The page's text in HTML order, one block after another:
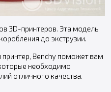
3D-принтеров. Эта модель
до экструзии.
принтер, Benchy поможет вам
необходимо
отличного качества.